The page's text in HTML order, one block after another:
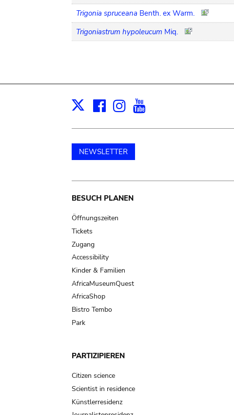
Trigonia spruceana Benth. ex Warm.
Trigoniastrum hypoleucum Miq.
X Facebook
Instagram
NEWSLETTER
Main
navigation
BESUCH PLANEN
Öffnungszeiten
Tickets
Zugang
Accessibility
Kinder & Familien
AfricaMuseumQuest
AfricaShop
Bistro Tembo
Park
PARTIZIPIEREN
Citizen science
Scientist in residence
Künstlerresidenz